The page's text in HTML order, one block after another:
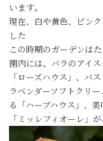
います｡
現在、白や黄色、ピン
した
この時期のガーデンは
園内には、バラのアイ
「ローズハウス」、バ
ラベンダーソフトクリ
る「ハーブハウス」、
「ミッレフィオーレ」